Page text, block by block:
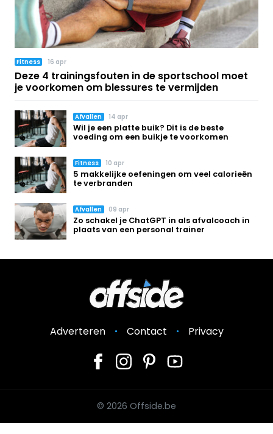
Fitness 16 apr
Deze 4 trainingsfouten in de sportschool moet
je voorkomen om blessures te vermijden
Afvallen 14 apr
Wil je een platte buik? Dit is de beste
voeding om een buikje te voorkomen
Fitness 10 apr
5 makkelijke oefeningen om veel calorieën
te verbranden
Afvallen 09 apr
Zo schakel je ChatGPT in als afvalcoach in
plaats van een personal trainer
Adverteren Contact Privacy
© 2026 Offside.be